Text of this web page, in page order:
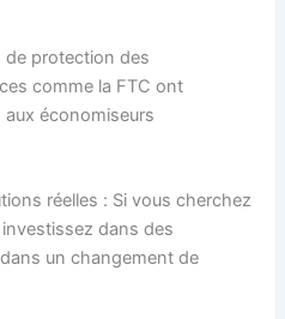
de protection des
comme la FTC ont
économiseurs
réelles : Si vous cherchez
dans des
un changement de